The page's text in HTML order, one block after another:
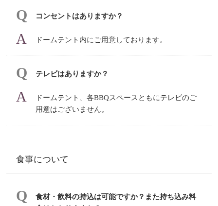
コンセントはありますか？
ドームテント内にご用意しております。
テレビはありますか？
ドームテント、各BBQスペースともにテレビのご
用意はございません。
食事について
食材・飲料の持込は可能ですか？また持ち込み料